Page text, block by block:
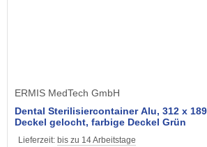
ERMIS MedTech GmbH
Dental Sterilisiercontainer Alu, 312 x
Deckel gelocht, farbige Deckel Grün
Lieferzeit: bis zu 14 Arbeitstage